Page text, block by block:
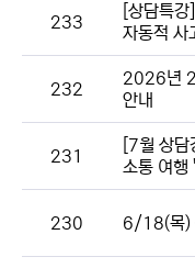
233
[상담특
자동적 사
232
2026년 2
안내
231
[7월 상
소통 여행
230 6/18(목)